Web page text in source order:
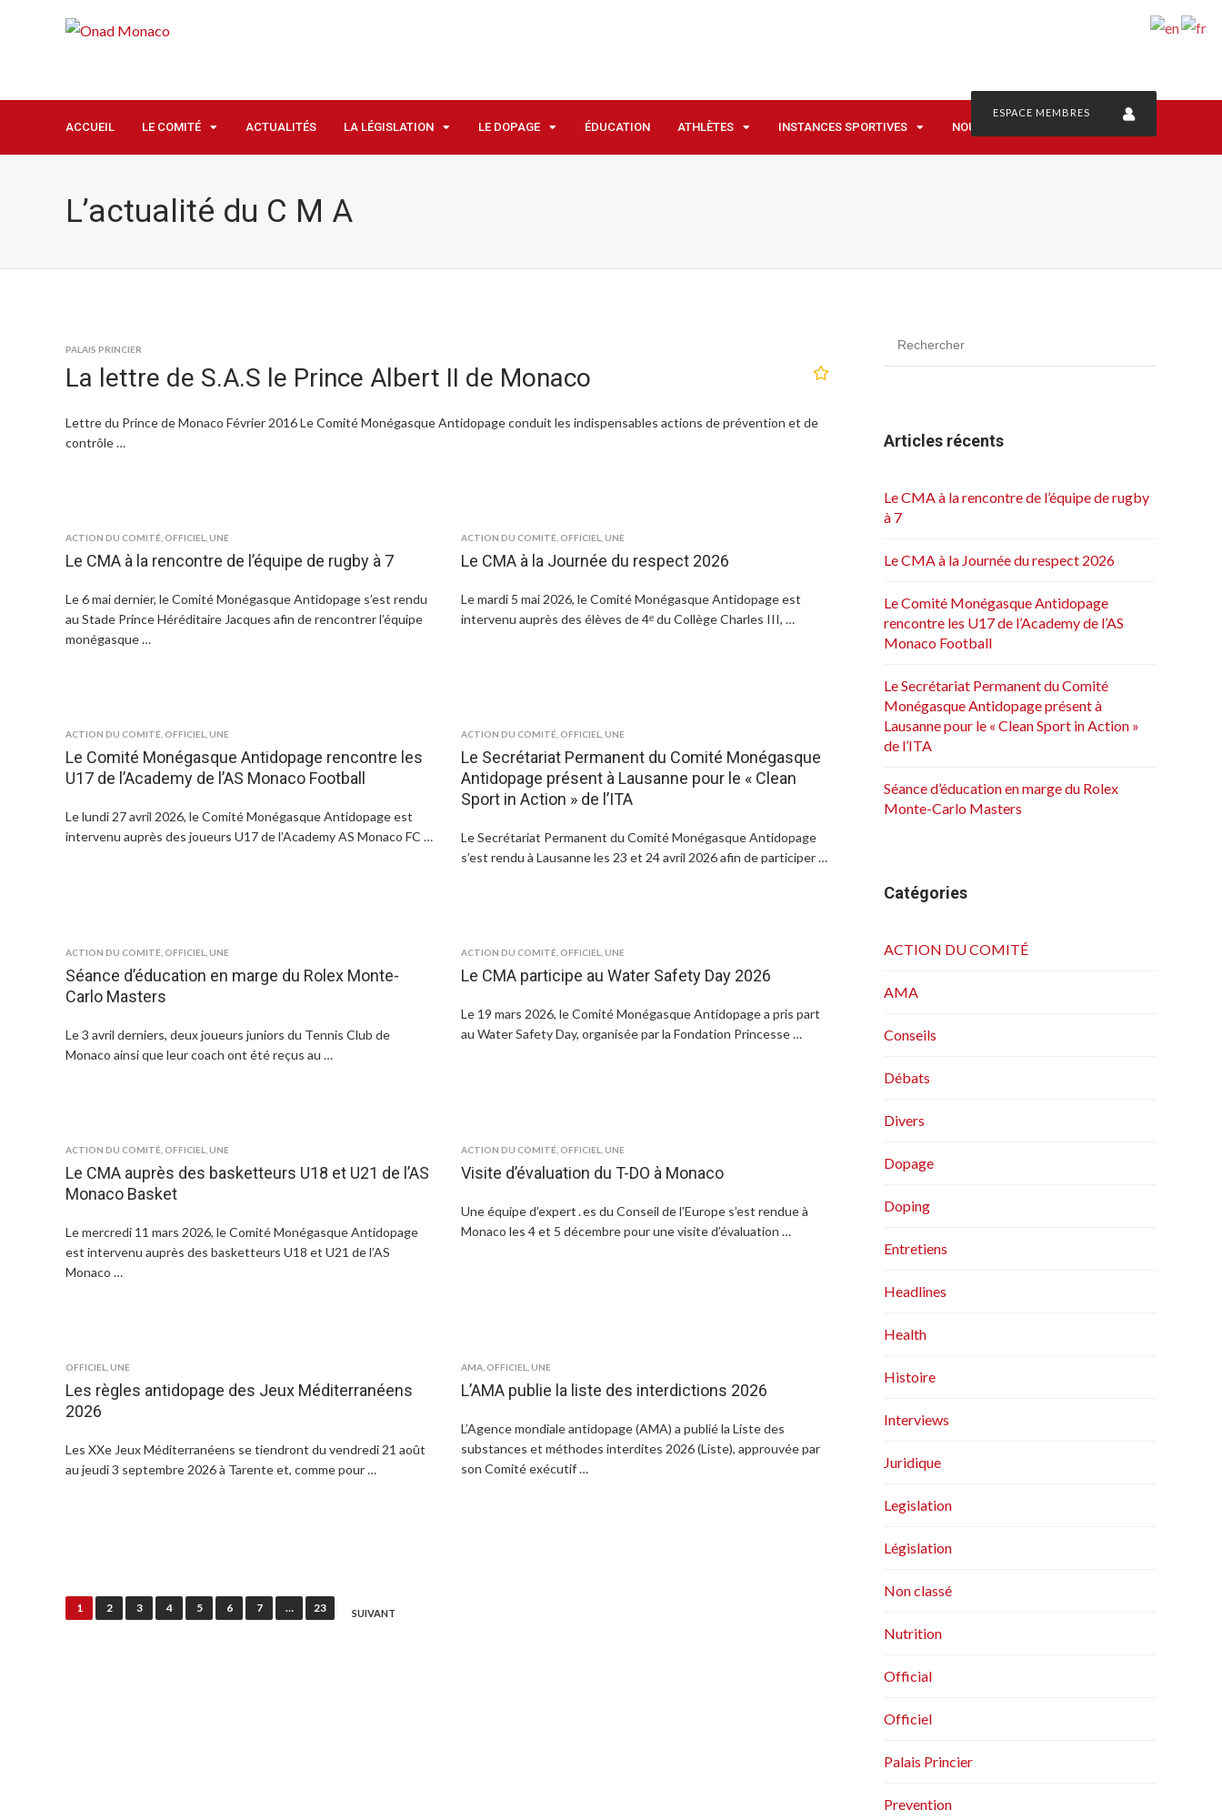
ESPACE MEMBRES
ACCUEIL LE COMITÉ ACTUALITÉS LA LÉGISLATION LE DOPAGE ÉDUCATION ATHLÈTES INSTANCES SPORTIVES NOUS CONTACTER
L’actualité du C M A
PALAIS PRINCIER
La lettre de S.A.S le Prince Albert II de Monaco
Lettre du Prince de Monaco Février 2016 Le Comité Monégasque Antidopage conduit les indispensables actions de prévention et de
contrôle …
ACTION DU COMITÉ OFFICIEL UNE
Le CMA à la rencontre de l’équipe de rugby à 7
Le 6 mai dernier, le Comité Monégasque Antidopage s’est rendu
au Stade Prince Héréditaire Jacques afin de rencontrer l’équipe
monégasque …
ACTION DU COMITÉ OFFICIEL ,UNE
Le CMA à la Journée du respect 2026
Le mardi 5 mai 2026, le Comité Monégasque Antidopage est
intervenu auprès des élèves de 4ᵉ du Collège Charles III, …
ACTION DU COMITÉ OFFICIEL UNE
Le Comité Monégasque Antidopage rencontre les
U17 de l’Academy de l’AS Monaco Football
Le lundi 27 avril 2026, le Comité Monégasque Antidopage est
intervenu auprès des joueurs U17 de l’Academy AS Monaco FC …
ACTION DU COMITÉ OFFICIEL ,UNE
Le Secrétariat Permanent du Comité Monégasque
Antidopage présent à Lausanne pour le « Clean
Sport in Action » de l’ITA
Le Secrétariat Permanent du Comité Monégasque Antidopage
s’est rendu à Lausanne les 23 et 24 avril 2026 afin de participer …
ACTION DU COMITÉ OFFICIEL UNE
Séance d’éducation en marge du Rolex Monte-
Carlo Masters
Le 3 avril derniers, deux joueurs juniors du Tennis Club de
Monaco ainsi que leur coach ont été reçus au …
ACTION DU COMITÉ OFFICIEL ,UNE
Le CMA participe au Water Safety Day 2026
Le 19 mars 2026, le Comité Monégasque Antidopage a pris part
au Water Safety Day, organisée par la Fondation Princesse …
ACTION DU COMITÉ OFFICIEL UNE
Le CMA auprès des basketteurs U18 et U21 de l’AS
Monaco Basket
Le mercredi 11 mars 2026, le Comité Monégasque Antidopage
est intervenu auprès des basketteurs U18 et U21 de l’AS
Monaco …
ACTION DU COMITÉ OFFICIEL ,UNE
Visite d’évaluation du T-DO à Monaco
Une équipe d’expert․es du Conseil de l’Europe s’est rendue à
Monaco les 4 et 5 décembre pour une visite d’évaluation …
OFFICIEL UNE
Les règles antidopage des Jeux Méditerranéens
2026
Les XXe Jeux Méditerranéens se tiendront du vendredi 21 août
au jeudi 3 septembre 2026 à Tarente et, comme pour …
AMA OFFICIEL ,UNE
L’AMA publie la liste des interdictions 2026
L’Agence mondiale antidopage (AMA) a publié la Liste des
substances et méthodes interdites 2026 (Liste), approuvée par
son Comité exécutif …
N1 2 3 4 5 6 7 … 23 SUIVANT
Articles récents
Le CMA à la rencontre de l’équipe de rugby
à 7
Le CMA à la Journée du respect 2026
Le Comité Monégasque Antidopage
rencontre les U17 de l’Academy de l’AS
Monaco Football
Le Secrétariat Permanent du Comité
Monégasque Antidopage présent à
Lausanne pour le « Clean Sport in Action »
de l’ITA
Séance d’éducation en marge du Rolex
Monte-Carlo Masters
Catégories
ACTION DU COMITÉ
AMA
Conseils
Débats
Divers
Dopage
Doping
Entretiens
Headlines
Health
Histoire
Interviews
Juridique
Legislation
Législation
Non classé
Nutrition
Official
Officiel
Palais Princier
Prevention